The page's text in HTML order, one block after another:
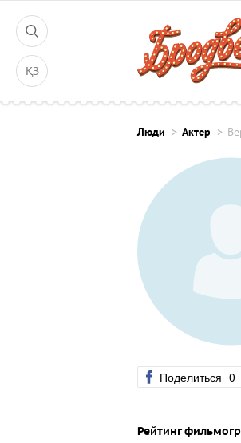
ҚЗ
Люди Актер
Поделиться 0
Рейтинг